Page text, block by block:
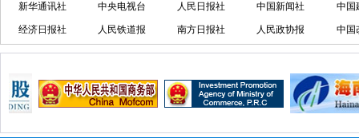
洋浦不断延伸产业链，推进一批石化产业
海口今年将投入44.4亿元推进江东新
·“四个瞄向”提高招商质量,3央企生产
·昆明经济技术开发区
新华通讯社 中央电视台 人民日报社 中国新闻社 中国
经济日报社 人民铁道报 南方日报社 人民政协报 中国